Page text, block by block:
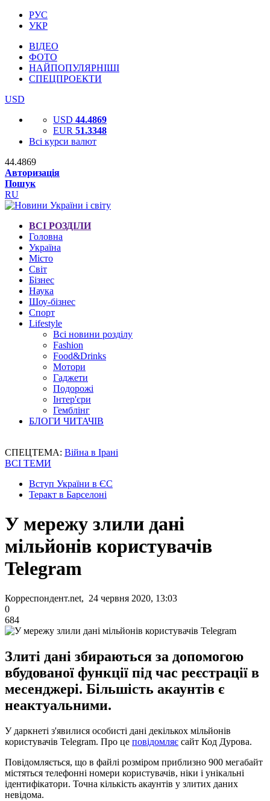
РУС
УКР
ВІДЕО
ФОТО
НАЙПОПУЛЯРНІШІ
СПЕЦПРОЕКТИ
USD
USD 44.4869
EUR 51.3348
Всі курси валют
44.4869
Авторизація
Пошук
RU
ВСІ РОЗДІЛИ
Головна
Україна
Місто
Світ
Бізнес
Наука
Шоу-бізнес
Спорт
Lifestyle
Всі новини розділу
Fashion
Food&Drinks
Мотори
Гаджети
Подорожі
Інтер'єри
Гемблінг
БЛОГИ ЧИТАЧІВ
СПЕЦТЕМА: Війна в Ірані
ВСІ ТЕМИ
Вступ України в ЄС
Теракт в Барселоні
У мережу злили дані
мільйонів користувачів
Telegram
Корреспондент.net, 24 червня 2020, 13:03
0
684
Злиті дані збираються за допомогою
вбудованої функції під час реєстрації в
месенджері. Більшість акаунтів є
неактуальними.
У даркнеті з'явилися особисті дані декількох мільйонів
користувачів Telegram. Про це повідомляє сайт Код Дурова.
Повідомляється, що в файлі розміром приблизно 900 мегабайт
містяться телефонні номери користувачів, ніки і унікальні
ідентифікатори. Точна кількість акаунтів у злитих даних
невідома.